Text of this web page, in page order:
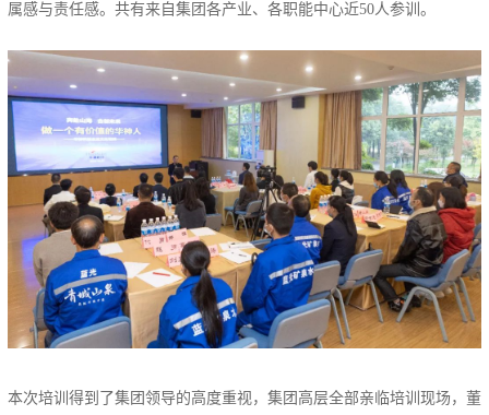
属感与责任感。共有来自集团各产业、各职能中心近50人参训。
本次培训得到了集团领导的高度重视，集团高层全部亲临培训现场，董